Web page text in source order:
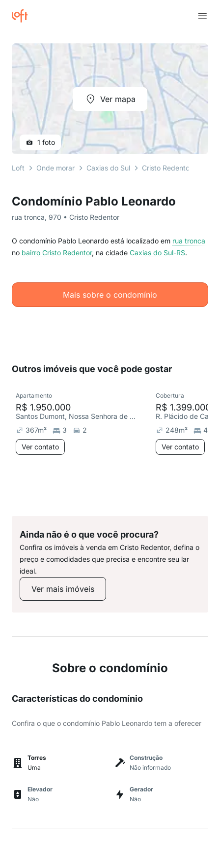
Condomínio Pablo Leonardo
rua tronca, 970 • Cristo Redentor
O condomínio Pablo Leonardo está localizado em rua tronca
no bairro Cristo Redentor, na cidade Caxias do Sul-RS.
Mais sobre o condomínio
Ver mapa
1 foto
Loft Onde morar Caxias do Sul Cristo Redentor
Outros imóveis que você pode gostar
Apartamento
R$ 1.950.000
Santos Dumont, Nossa Senhora de Lourdes
367m² 3
2
Ver contato
Cobertura
R$ 1.399.000
R. Plácido de
248m²
4
Ver contato
Ainda não é o que você procura?
Confira os imóveis à venda em Cristo Redentor, defina o
preço e comodidades que precisa e encontre seu lar
ideal.
Ver mais imóveis
Sobre o condomínio
Características do condomínio
Confira o que o condomínio Pablo Leonardo tem a oferecer
Torres
Uma
Construção
Não informado
Elevador
Não
Gerador
Não